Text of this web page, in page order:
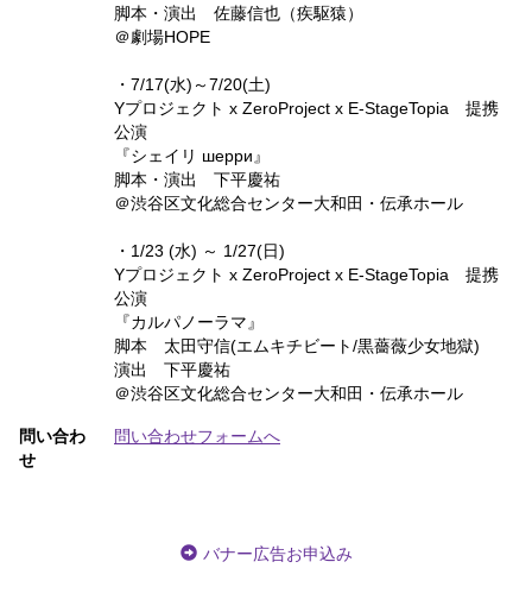
脚本・演出 佐藤信也（疾駆猿）
＠劇場HOPE
・7/17(水)～7/20(土)
Yプロジェクト x ZeroProject x E-StageTopia 提携
公演
『シェイリ шерри』
脚本・演出 下平慶祐
＠渋谷区文化総合センター大和田・伝承ホール
・1/23 (水) ～ 1/27(日)
Yプロジェクト x ZeroProject x E-StageTopia 提携
公演
『カルパノーラマ』
脚本 太田守信(エムキチビート/黒薔薇少女地獄)
演出 下平慶祐
＠渋谷区文化総合センター大和田・伝承ホール
問い合わ
せ
問い合わせフォームへ
バナー広告お申込み